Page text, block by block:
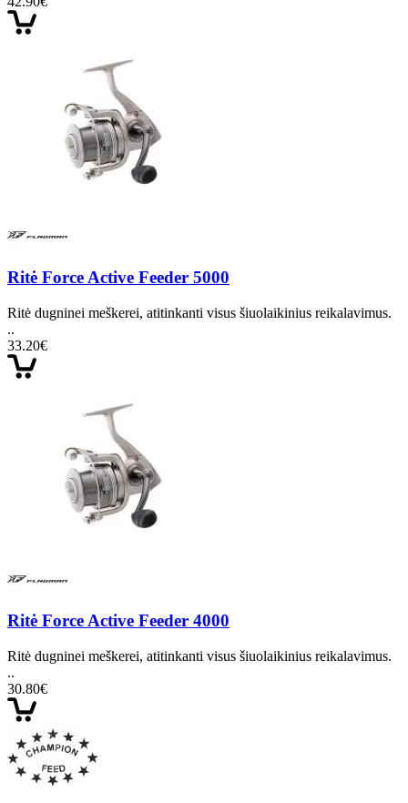
Ritė Force Active Feeder 5000
Ritė dugninei meškerei, atitinkanti visus šiuolaikinius reikalavimus.
..
33.20€
Ritė Force Active Feeder 4000
Ritė dugninei meškerei, atitinkanti visus šiuolaikinius reikalavimus.
..
30.80€